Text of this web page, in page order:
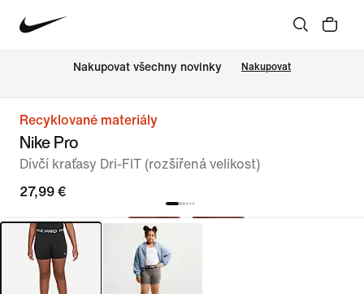
Nakupovat všechny novinky Nakupovat
Recyklované materiály
Nike Pro
Dívčí kraťasy Dri-FIT (rozšířená velikost)
27,99 €